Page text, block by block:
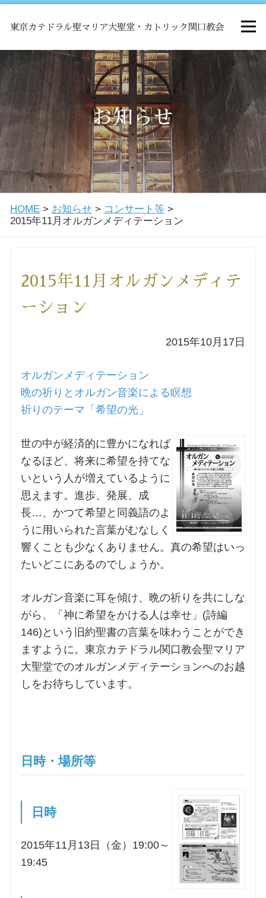
東京カテドラル聖マリア大聖堂・カトリック関口教会
HOME
ミサ
お知らせ
関口教会について
教会学校・中高生会
洗礼を希望される方
森田神父の講座
教区カテキスタの講座
三田助祭の講座
オルガンメディテーション
お問合せ
交通・アクセス
ご利用にあたって
お知らせ
HOME> お知らせ> コンサート等>
2015年11月オルガンメディテーション
2015年11月オルガンメディテ
ーション
2015年10月17日
オルガンメディテーション
晩の祈りとオルガン音楽による瞑想
祈りのテーマ「希望の光」
世の中が経済的に豊かになれば
なるほど、将来に希望を持てな
いという人が増えているように
思えます。進歩、発展、成
長…、かつて希望と同義語のよ
うに用いられた言葉がむなしく
響くことも少なくありません。真の希望はいっ
たいどこにあるのでしょうか。
オルガン音楽に耳を傾け、晩の祈りを共にしな
がら、「神に希望をかける人は幸せ」(詩編
146)という旧約聖書の言葉を味わうことができ
ますように。東京カテドラル関口教会聖マリア
大聖堂でのオルガンメディテーションへのお越
しをお待ちしています。
日時・場所等
日時
2015年11月13日（金）19:00～
19:45